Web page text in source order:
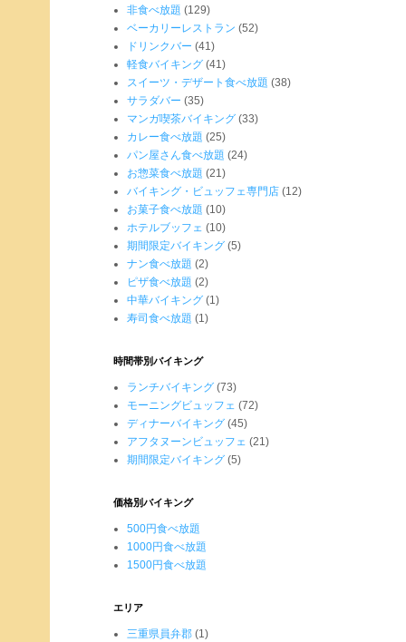
非食べ放題 (129)
ベーカリーレストラン (52)
ドリンクバー (41)
軽食バイキング (41)
スイーツ・デザート食べ放題 (38)
サラダバー (35)
マンガ喫茶バイキング (33)
カレー食べ放題 (25)
パン屋さん食べ放題 (24)
お惣菜食べ放題 (21)
バイキング・ビュッフェ専門店 (12)
お菓子食べ放題 (10)
ホテルブッフェ (10)
期間限定バイキング (5)
ナン食べ放題 (2)
ピザ食べ放題 (2)
中華バイキング (1)
寿司食べ放題 (1)
時間帯別バイキング
ランチバイキング (73)
モーニングビュッフェ (72)
ディナーバイキング (45)
アフタヌーンビュッフェ (21)
期間限定バイキング (5)
価格別バイキング
500円食べ放題
1000円食べ放題
1500円食べ放題
エリア
三重県員弁郡 (1)